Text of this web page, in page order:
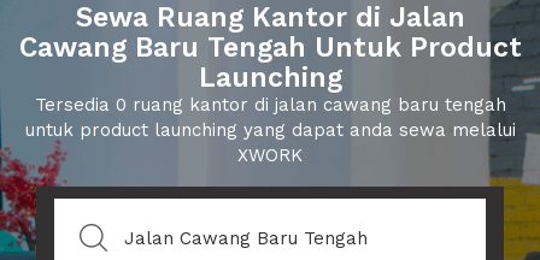
Sewa Ruang Kantor di Jalan
Cawang Baru Tengah Untuk Product
Launching
Tersedia 0 ruang kantor di jalan cawang baru tengah
untuk product launching yang dapat anda sewa melalui
XWORK